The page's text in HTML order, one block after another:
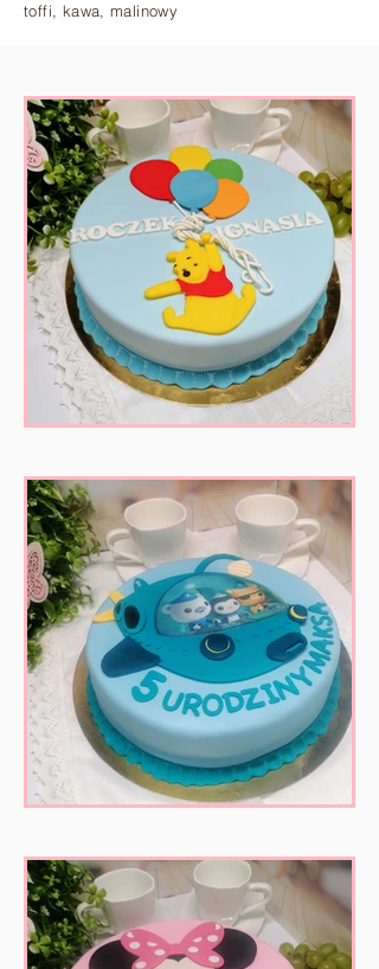
toffi, kawa, malinowy